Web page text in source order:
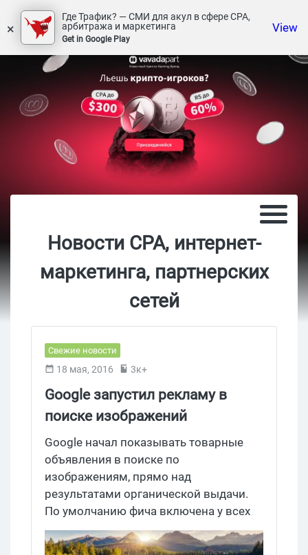
×
Где Трафик? — СМИ для акул в сфере СРА,
арбитража и маркетинга
Get in Google Play
View
Новости CPA, интернет-
маркетинга, партнерских
сетей
Свежие новости
18 мая, 2016 3к+
Google запустил рекламу в
поиске изображений
Google начал показывать товарные
объявления в поиске по
изображениям, прямо над
результатами органической выдачи.
По умолчанию фича включена у всех
рекламодателей, которые в принципе
разрешают крутить свои объявы у